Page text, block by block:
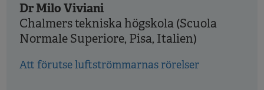
Dr Milo Viviani
Chalmers tekniska högskola (Scuola
Normale Superiore, Pisa, Italien)
Att förutse luftströmmarnas rörelser